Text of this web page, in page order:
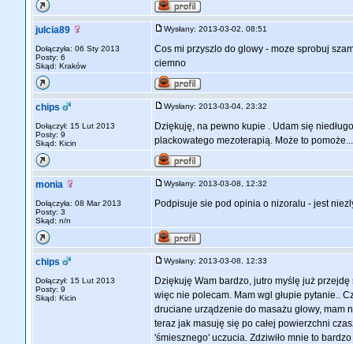
julcia89
Dołączyła: 06 Sty 2013
Posty: 6
Skąd: Kraków
Wysłany: 2013-03-02, 08:51
Cos mi przyszlo do glowy - moze sprobuj
ciemno
chips
Dołączył: 15 Lut 2013
Posty: 9
Skąd: Kicin
Wysłany: 2013-03-04, 23:32
Dziękuję, na pewno kupie . Udam się
plackowatego mezoterapią. Może to pomoże...
monia
Dołączyła: 08 Mar 2013
Posty: 3
Skąd: n/n
Wysłany: 2013-03-08, 12:32
Podpisuje sie pod opinia o nizoralu - jest
chips
Dołączył: 15 Lut 2013
Posty: 9
Skąd: Kicin
Wysłany: 2013-03-08, 12:33
Dziękuję Wam bardzo, jutro myślę już
więc nie polecam. Mam wgl głupie pytanie..
druciane urządzenie do masażu głowy, mam
teraz jak masuję się po całej powierzchni
'śmiesznego' uczucia. Zdziwiło mnie to